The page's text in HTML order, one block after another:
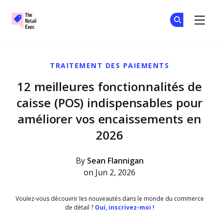
TRAITEMENT DES PAIEMENTS
12 meilleures fonctionnalités de
caisse (POS) indispensables pour
améliorer vos encaissements en
2026
By Sean Flannigan
on Jun 2, 2026
Voulez-vous découvrir les nouveautés dans le monde du commerce
de détail ?Oui, inscrivez-moi !